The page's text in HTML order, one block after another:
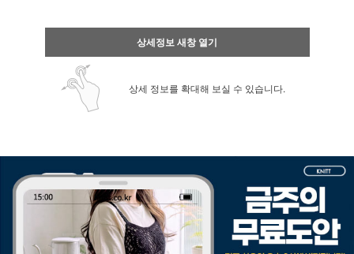
상세정보 새창 열기
상세 정보를 확대해 보실 수 있습니다.